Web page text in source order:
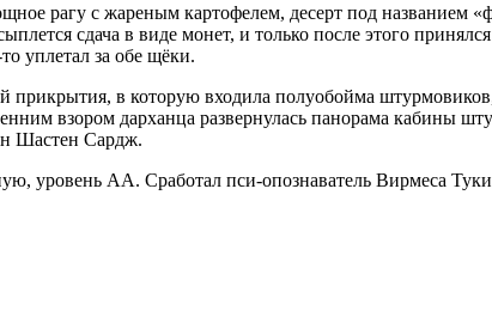
рагу с жареным картофелем, десерт под названием
сдача в виде монет, и только после этого принялся
уплетал за обе щёки.
прикрытия, в которую входила полуобойма
взором дарханца развернулась панорама кабины
Шастен Сардж.
уровень АА. Сработал пси-опознаватель Вирмеса